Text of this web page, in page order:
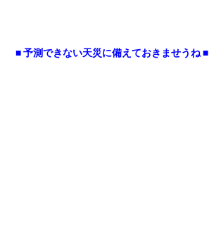
■ 予測できない天災に備えておきませうね ■